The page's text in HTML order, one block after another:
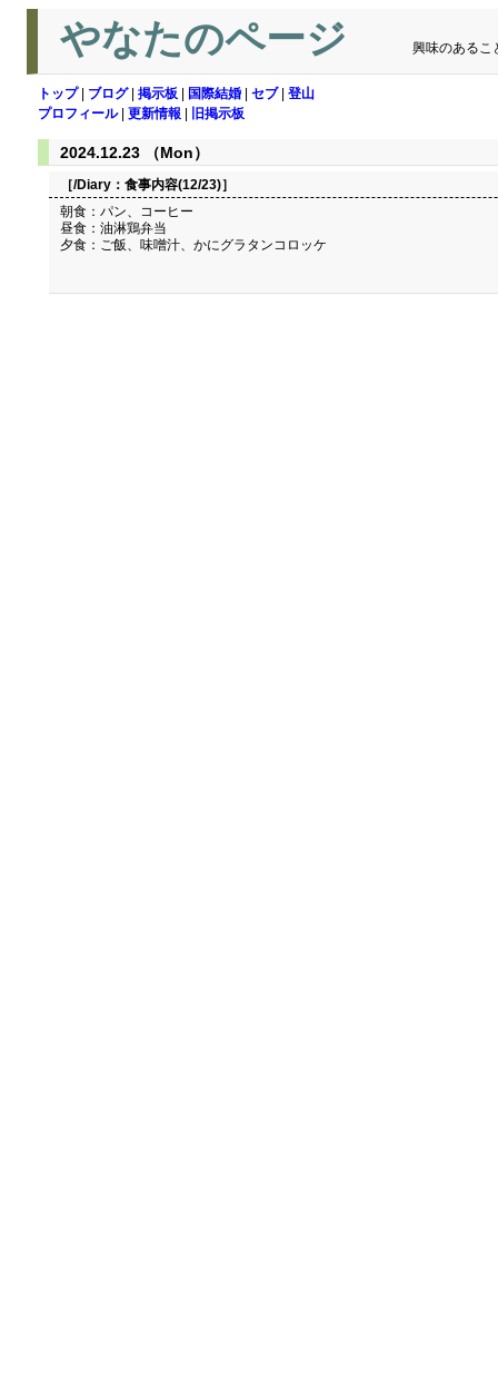
やなたのページ 興味のあるこ
トップ| ブログ| 掲示板 国際結婚 セブ| 登山
プロフィール| 更新情報 旧掲示板
2024.12.23 （Mon）
［/Diary： 食事内容(12/23)］
朝食：パン、コーヒー
昼食：油淋鶏弁当
夕食：ご飯、味噌汁、かにグラタンコロッケ